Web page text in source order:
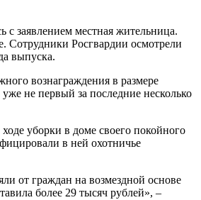
с заявлением местная жительница.
Сотрудники Росгвардии осмотрели
выпуска.
вознаграждения в размере
не первый за последние несколько
уборки в доме своего покойного
в ней охотничье
от граждан на возмездной основе
более 29 тысяч рублей», –